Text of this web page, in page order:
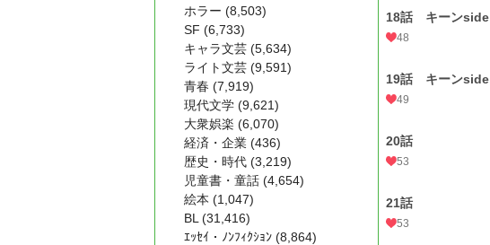
18話 キーンside
48
19話 キーンside
49
20話
53
21話
53
ホラー (8,503)
SF (6,733)
キャラ文芸 (5,634)
ライト文芸 (9,591)
青春 (7,919)
現代文学 (9,621)
大衆娯楽 (6,070)
経済・企業 (436)
歴史・時代 (3,219)
児童書・童話 (4,654)
絵本 (1,047)
BL (31,416)
ｴｯｾｲ・ﾉﾝﾌｨｸｼｮﾝ (8,864)